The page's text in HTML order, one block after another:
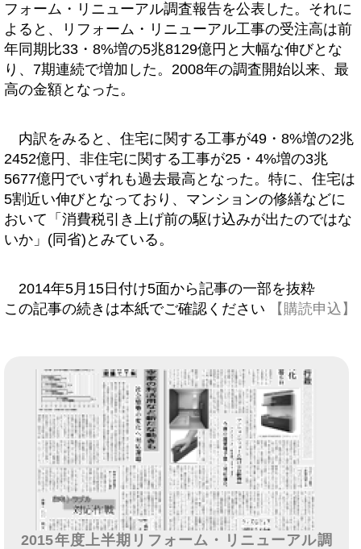
フォーム・リニューアル調査報告を公表した。それに
よると、リフォーム・リニューアル工事の受注高は前
年同期比33・8%増の5兆8129億円と大幅な伸びとな
り、7期連続で増加した。2008年の調査開始以来、最
高の金額となった。
内訳をみると、住宅に関する工事が49・8%増の2兆
2452億円、非住宅に関する工事が25・4%増の3兆
5677億円でいずれも過去最高となった。特に、住宅は
5割近い伸びとなっており、マンションの修繕などに
おいて「消費税引き上げ前の駆け込みが出たのではな
いか」(同省)とみている。
2014年5月15日付け5面から記事の一部を抜粋
この記事の続きは本紙でご確認ください
【購読申込】
2015年度上半期リフォーム・リニューアル調